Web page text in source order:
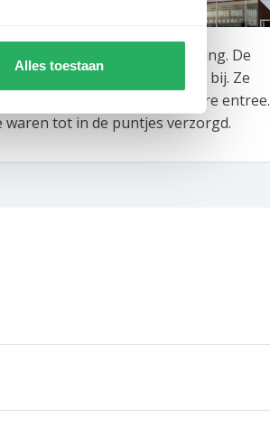
Alles toestaan
om gastvrijheid en uitstraling. De
dragen daar perfect aan bij. Ze
representatieve en herkenbare entree.
waren tot in de puntjes verzorgd.